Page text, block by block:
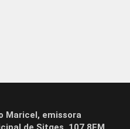
Maricel, emissora